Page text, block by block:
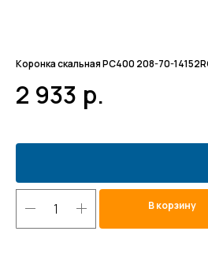
Коронка скальная PC400 208-70-
2 933 р.
В корзину